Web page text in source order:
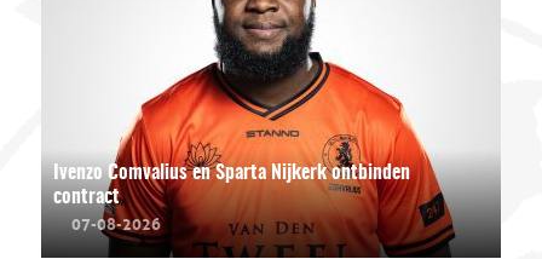
Ivenzo Comvalius en Sparta Nijkerk ontbinden
contract
07-08-2026